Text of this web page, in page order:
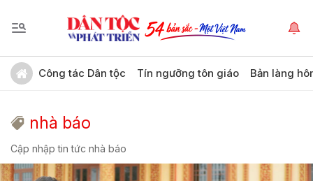
Công tác Dân tộc Tín ngưỡng tôn giáo Bản làng
nhà báo
Cập nhập tin tức nhà báo